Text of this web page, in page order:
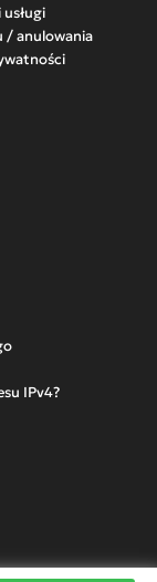
/ anulowania
IPv4?